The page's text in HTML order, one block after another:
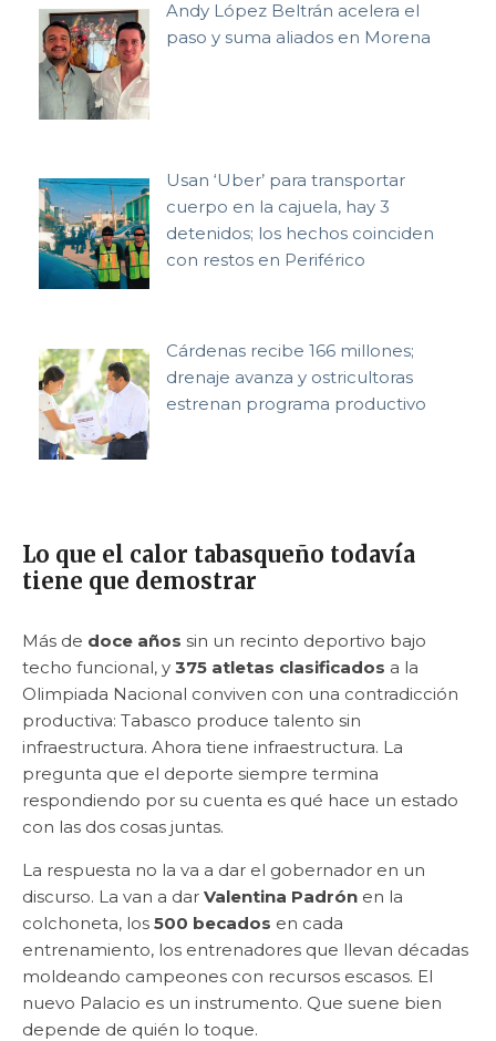
Andy López Beltrán acelera el
paso y suma aliados en Morena
Usan ‘Uber’ para transportar
cuerpo en la cajuela, hay 3
detenidos; los hechos coinciden
con restos en Periférico
Cárdenas recibe 166 millones;
drenaje avanza y ostricultoras
estrenan programa productivo
Lo que el calor tabasqueño todavía
tiene que demostrar
Más de doce años sin un recinto deportivo bajo
techo funcional, y 375 atletas clasificados a la
Olimpiada Nacional conviven con una contradicción
productiva: Tabasco produce talento sin
infraestructura. Ahora tiene infraestructura. La
pregunta que el deporte siempre termina
respondiendo por su cuenta es qué hace un estado
con las dos cosas juntas.
La respuesta no la va a dar el gobernador en un
discurso. La van a dar Valentina Padrón en la
colchoneta, los 500 becados en cada
entrenamiento, los entrenadores que llevan décadas
moldeando campeones con recursos escasos. El
nuevo Palacio es un instrumento. Que suene bien
depende de quién lo toque.